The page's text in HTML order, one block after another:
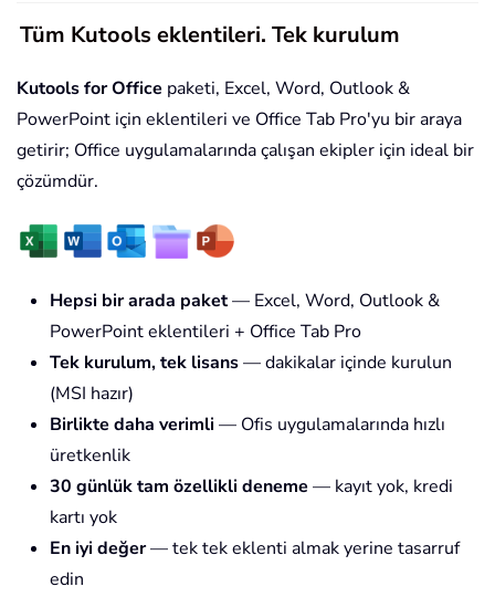
Tüm Kutools eklentileri. Tek kurulum
Kutools for Office paketi, Excel, Word, Outlook &
PowerPoint için eklentileri ve Office Tab Pro'yu bir araya
getirir; Office uygulamalarında çalışan ekipler için ideal bir
çözümdür.
Hepsi bir arada paket— Excel, Word, Outlook &
PowerPoint eklentileri + Office Tab Pro
Tek kurulum, tek lisans— dakikalar içinde kurulun
(MSI hazır)
Birlikte daha verimli — Ofis uygulamalarında hızlı
üretkenlik
30 günlük tam özellikli deneme — kayıt yok, kredi
kartı yok
En iyi değer— tek tek eklenti almak yerine tasarruf
edin